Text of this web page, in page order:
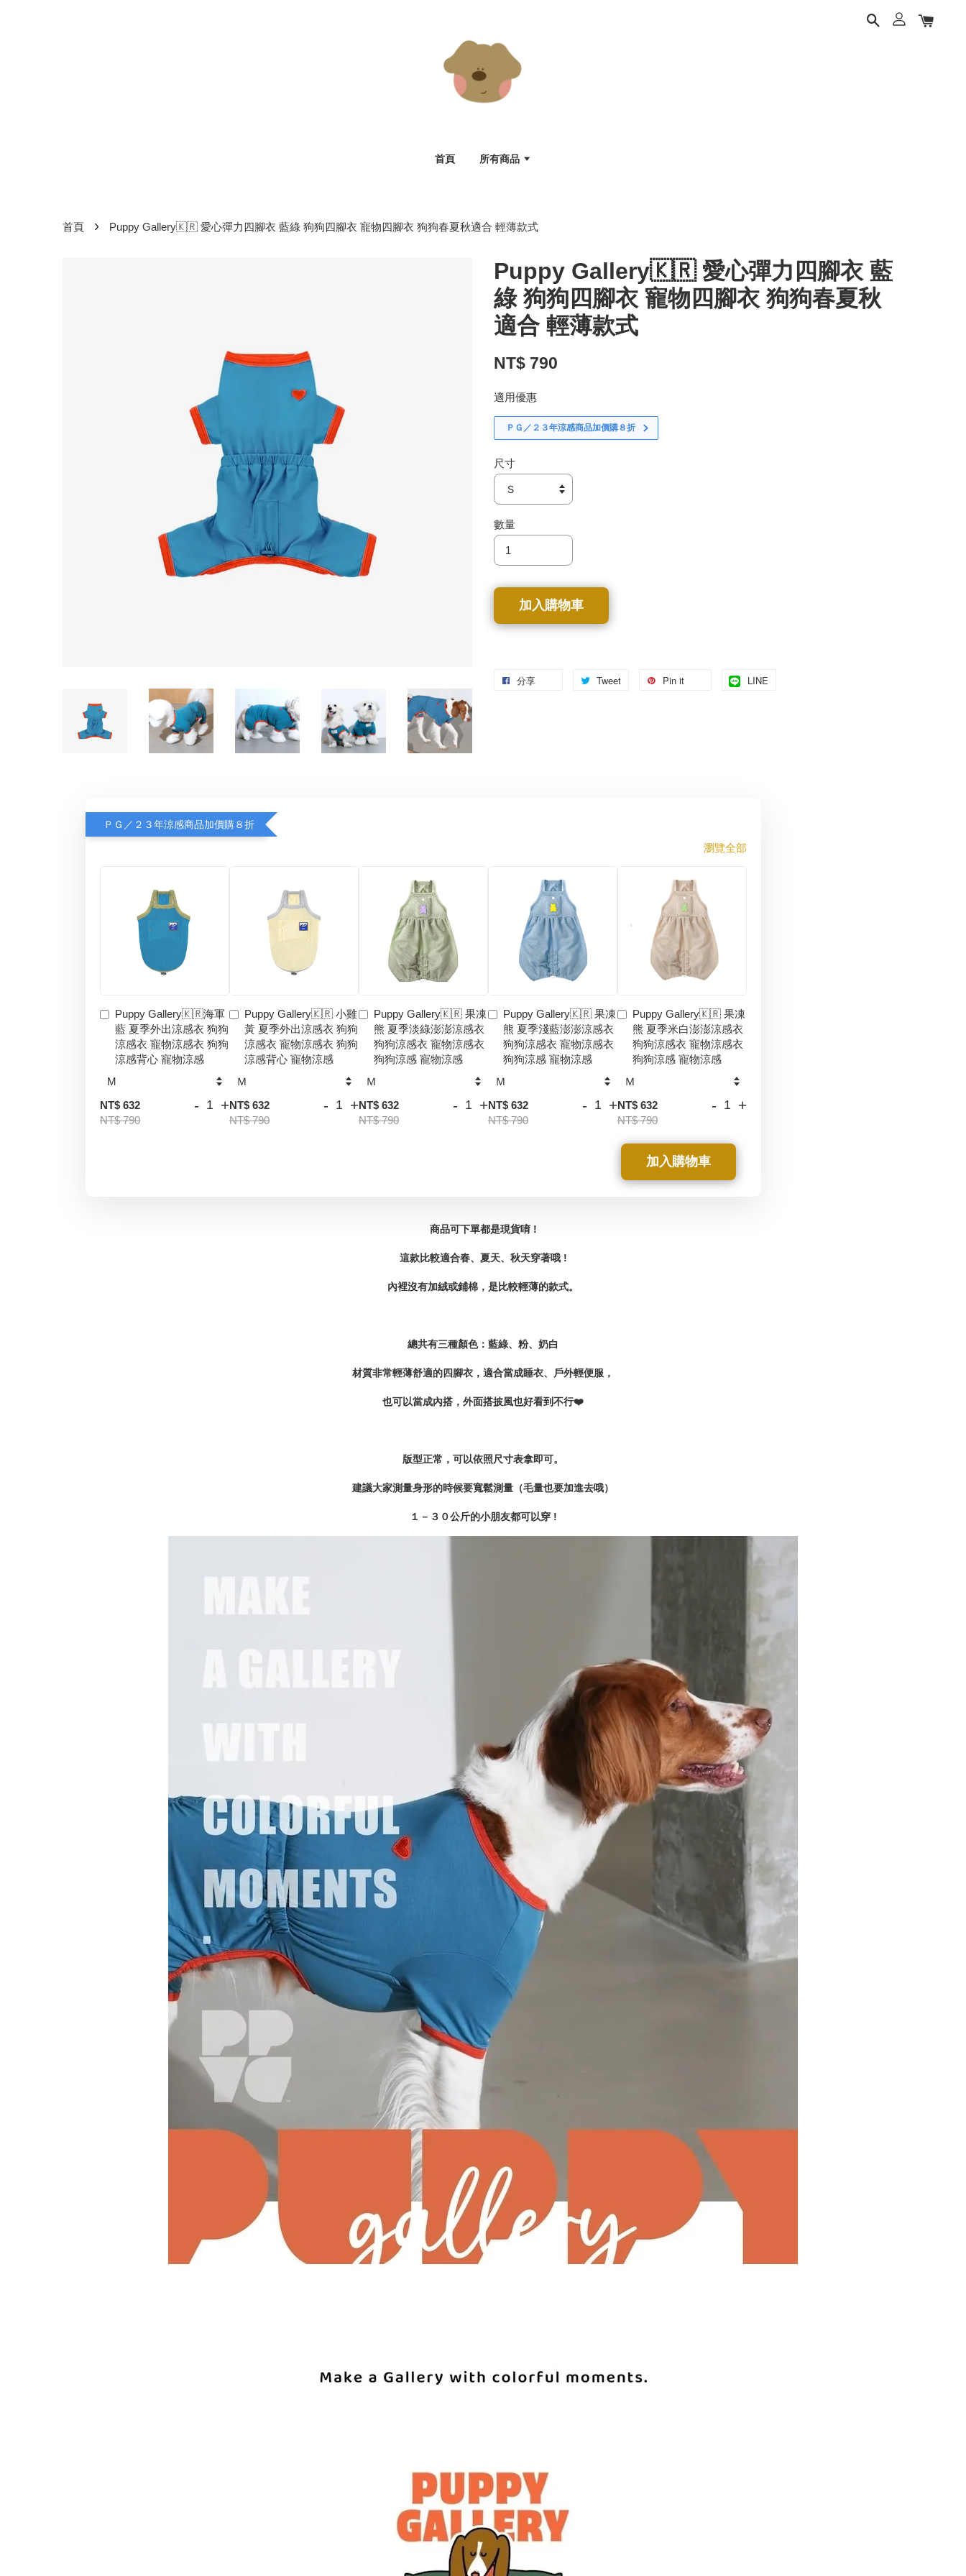
首頁 所有商品
首頁 › Puppy Gallery🇰🇷 愛心彈力四腳衣 藍綠 狗狗四腳衣 寵物四腳衣 狗狗春夏秋適合 輕薄款式
Puppy Gallery🇰🇷 愛心彈力四腳衣 藍
綠 狗狗四腳衣 寵物四腳衣 狗狗春夏秋
適合 輕薄款式
NT$ 790
適用優惠
ＰＧ／２３年涼感商品加價購８折
尺寸
數量
加入購物車
分享 Tweet Pin it LINE
ＰＧ／２３年涼感商品加價購８折
瀏覽全部
Puppy Gallery🇰🇷海軍
藍 夏季外出涼感衣 狗狗
涼感衣 寵物涼感衣 狗狗
涼感背心 寵物涼感
NT$ 632
NT$ 790
- +
Puppy Gallery🇰🇷 小雞
黃 夏季外出涼感衣 狗狗
涼感衣 寵物涼感衣 狗狗
涼感背心 寵物涼感
NT$ 632
NT$ 790
- +
Puppy Gallery🇰🇷 果凍
熊 夏季淡綠澎澎涼感衣
狗狗涼感衣 寵物涼感衣
狗狗涼感 寵物涼感
NT$ 632
NT$ 790
- +
Puppy Gallery🇰🇷 果凍
熊 夏季淺藍澎澎涼感衣
狗狗涼感衣 寵物涼感衣
狗狗涼感 寵物涼感
NT$ 632
NT$ 790
- +
Puppy Gallery🇰🇷 果凍
熊 夏季米白澎澎涼感衣
狗狗涼感衣 寵物涼感衣
狗狗涼感 寵物涼感
NT$ 632
NT$ 790
- +
加入購物車
商品可下單都是現貨唷 !
這款比較適合春、夏天、秋天穿著哦 !
內裡沒有加絨或鋪棉，是比較輕薄的款式。
總共有三種顏色：藍綠、粉、奶白
材質非常輕薄舒適的四腳衣，適合當成睡衣、戶外輕便服，
也可以當成內搭， 外面搭披風也好看到不行❤️
版型正常，可以依照尺寸表拿即可。
建議大家測量身形的時候要寬鬆測量（毛量也要加進去哦）
１－３０公斤的小朋友都可以穿 !